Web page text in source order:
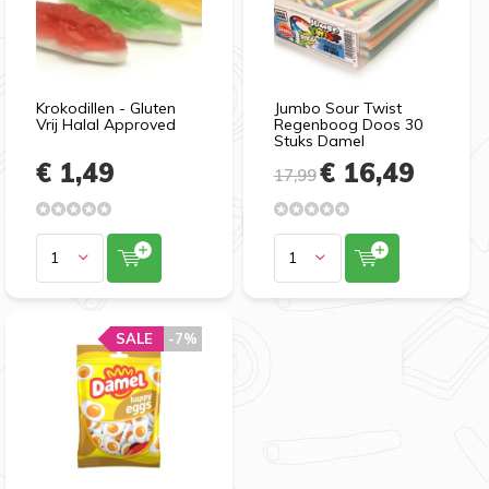
Krokodillen - Gluten
Vrij Halal Approved
€ 1,49
Jumbo Sour Twist
Regenboog Doos 30
Stuks Damel
17,99€ 16,49
-7%
SALE -7%
SALE